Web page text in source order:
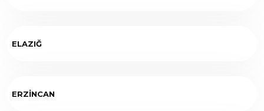
ELAZIĞ
ERZİNCAN